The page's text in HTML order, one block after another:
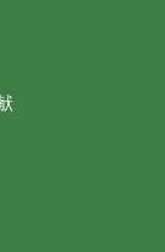
購入す
断した場
く、当該